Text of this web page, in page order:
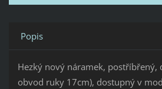
Popis
Hezký nový náramek, postříbřený,
obvod ruky 17cm), dostupný v